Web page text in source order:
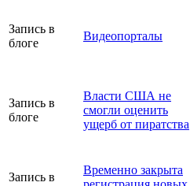
Запись в
блоге
Видеопорталы
Запись в
блоге
Власти США не
смогли оценить
ущерб от пиратства
Запись в
Временно закрыта